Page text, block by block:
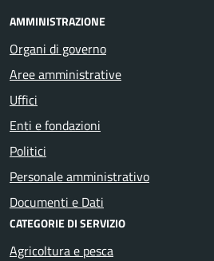
AMMINISTRAZIONE
Organi di governo
Aree amministrative
Uffici
Enti e fondazioni
Politici
Personale amministrativo
Documenti e Dati
CATEGORIE DI SERVIZIO
Agricoltura e pesca